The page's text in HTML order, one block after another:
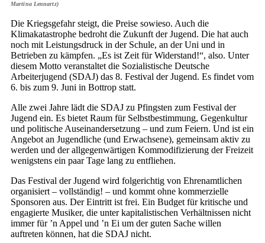
Martina Lennartz)
Die Kriegsgefahr steigt, die Preise sowieso. Auch die
Klimakatastrophe bedroht die Zukunft der Jugend. Die hat auch
noch mit Leistungsdruck in der Schule, an der Uni und in
Betrieben zu kämpfen. „Es ist Zeit für Widerstand!“, also. Unter
diesem Motto veranstaltet die Sozialistische Deutsche
Arbeiterjugend (SDAJ) das 8. Festival der Jugend. Es findet vom
6. bis zum 9. Juni in Bottrop statt.
Alle zwei Jahre lädt die SDAJ zu Pfingsten zum Festival der
Jugend ein. Es bietet Raum für Selbstbestimmung, Gegenkultur
und politische Auseinandersetzung – und zum Feiern. Und ist ein
Angebot an Jugendliche (und Erwachsene), gemeinsam aktiv zu
werden und der allgegenwärtigen Kommodifizierung der Freizeit
wenigstens ein paar Tage lang zu entfliehen.
Das Festival der Jugend wird folgerichtig von Ehrenamtlichen
organisiert – vollständig! – und kommt ohne kommerzielle
Sponsoren aus. Der Eintritt ist frei. Ein Budget für kritische und
engagierte Musiker, die unter kapitalistischen Verhältnissen nicht
immer für ’n Appel und ’n Ei um der guten Sache willen
auftreten können, hat die SDAJ nicht.